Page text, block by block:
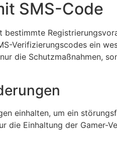
SMS-Code
Verifizierungscodes ein
die Schutzmaßnahmen,
einhalten, um ein
die Einhaltung der Gamer-